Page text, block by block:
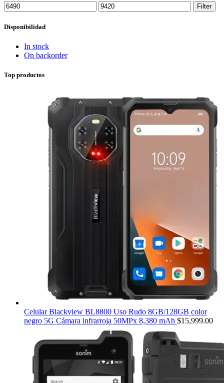
Min
price
Max
price
Filter
Disponibilidad
In stock
On backorder
Top productos
Celular Blackview BL8800 Uso Rudo 8GB/128GB color
negro 5G Cámara infrarroja 50MPx 8,380 mAh $15,999.00